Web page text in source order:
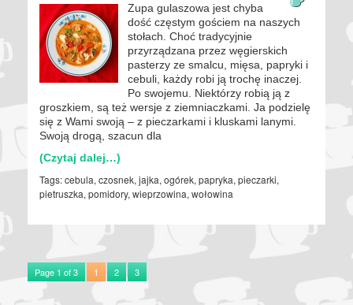
Zupa gulaszowa jest chyba
dość częstym gościem na naszych
stołach. Choć tradycyjnie
przyrządzana przez węgierskich
pasterzy ze smalcu, mięsa, papryki i
cebuli, każdy robi ją trochę inaczej.
Po swojemu. Niektórzy robią ją z
groszkiem, są też wersje z ziemniaczkami. Ja podzielę
się z Wami swoją – z pieczarkami i kluskami lanymi.
Swoją drogą, szacun dla
(Czytaj dalej…)
Tags:cebula, czosnek, jajka, ogórek, papryka, pieczarki,
pietruszka, pomidory, wieprzowina, wołowina
Page 1 of 3 1 2 3